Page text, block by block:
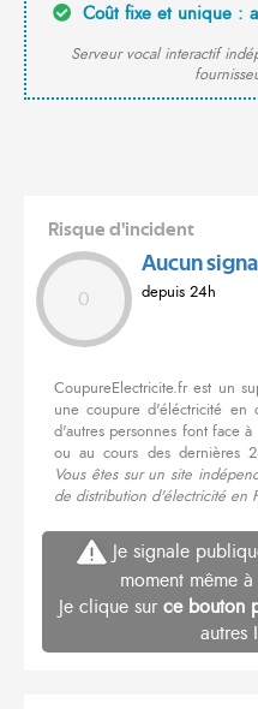
Coût fixe et unique :
Serveur vocal interactif
Risque d'incident
0
Aucun
depuis 24h
CoupureElectricite.fr est un
une coupure d'éléctricité en
d'autres personnes font face
ou au cours des dernières
Vous êtes sur un site
de distribution d'électricité en
Je signale
moment même
Je clique sur ce bouton
autres